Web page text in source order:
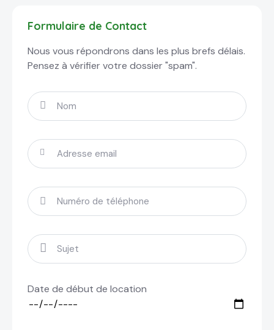
Formulaire de Contact
Nous vous répondrons dans les plus brefs délais.
Pensez à vérifier votre dossier "spam".
Date de début de location